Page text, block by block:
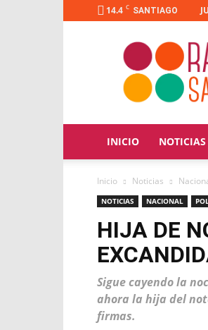
14.4 C SANTIAGO
INICIO NOTICIAS
Inicio Noticias
NOTICIAS NACIONAL
HIJA DE
Sigue cayendo la
ahora la hija del
firmas.